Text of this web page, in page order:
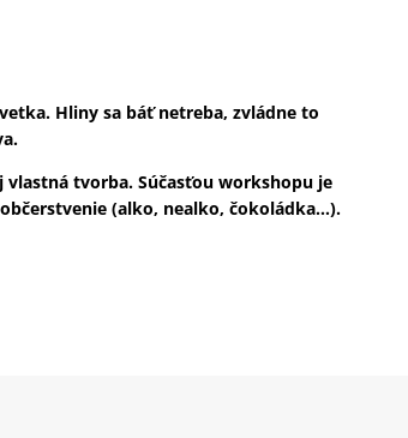
Hliny sa báť netreba, zvládne to
tvorba. Súčasťou workshopu je
(alko, nealko, čokoládka…).